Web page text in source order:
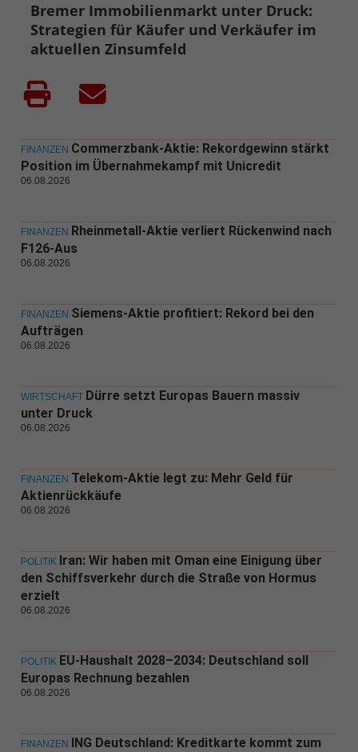
Bremer Immobilienmarkt unter Druck:
Strategien für Käufer und Verkäufer im
aktuellen Zinsumfeld
FINANZEN Commerzbank-Aktie: Rekordgewinn stärkt
Position im Übernahmekampf mit Unicredit
06.08.2026
FINANZEN Rheinmetall-Aktie verliert Rückenwind nach
F126-Aus
06.08.2026
FINANZEN Siemens-Aktie profitiert: Rekord bei den
Aufträgen
06.08.2026
WIRTSCHAFT Dürre setzt Europas Bauern massiv
unter Druck
06.08.2026
FINANZEN Telekom-Aktie legt zu: Mehr Geld für
Aktienrückkäufe
06.08.2026
POLITIK Iran: Wir haben mit Oman eine Einigung über
den Schiffsverkehr durch die Straße von Hormus
erzielt
06.08.2026
POLITIK EU-Haushalt 2028–2034: Deutschland soll
Europas Rechnung bezahlen
06.08.2026
FINANZEN
ING Deutschland: Kreditkarte kommt zum